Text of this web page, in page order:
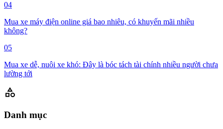
04
Mua xe máy điện online giá bao nhiêu, có khuyến mãi nhiều
không?
05
Mua xe dễ, nuôi xe khó: Đây là bóc tách tài chính nhiều người chưa
lường tới
category
Danh mục